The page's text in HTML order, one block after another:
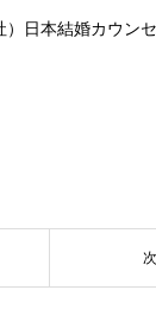
日本結婚カウン